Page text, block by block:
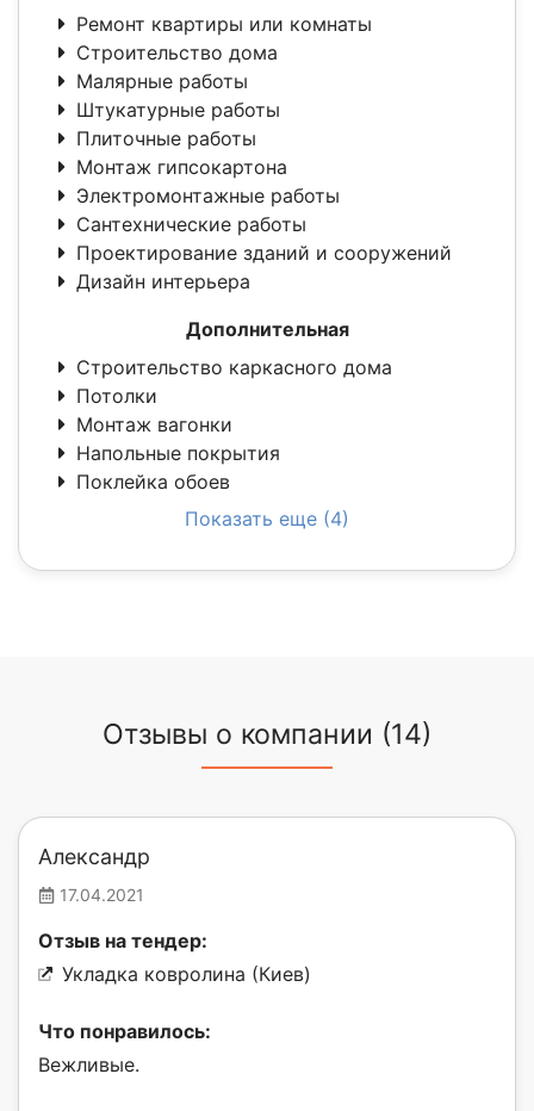
Ремонт квартиры или комнаты
Строительство дома
Малярные работы
Штукатурные работы
Плиточные работы
Монтаж гипсокартона
Электромонтажные работы
Сантехнические работы
Проектирование зданий и сооружений
Дизайн интерьера
Дополнительная
Строительство каркасного дома
Потолки
Монтаж вагонки
Напольные покрытия
Поклейка обоев
Показать еще (4)
Отзывы о компании (14)
Александр
17.04.2021
Отзыв на тендер:
Укладка ковролина (Киев)
Что понравилось:
Вежливые.